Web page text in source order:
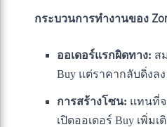
กระบวนการทำงานของ
ออเดอร์แรกผิดทาง: ส
Buy แต่ราคากลับดิ่งล
การสร้างโซน: แทนที่
เปิดออเดอร์ Buy เพิ่ม